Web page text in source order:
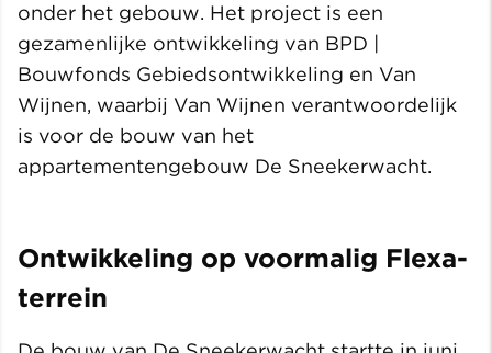
onder het gebouw. Het project is een
gezamenlijke ontwikkeling van BPD |
Bouwfonds Gebiedsontwikkeling en Van
Wijnen, waarbij Van Wijnen verantwoordelijk
is voor de bouw van het
appartementengebouw De Sneekerwacht.
Ontwikkeling op voormalig Flexa-
terrein